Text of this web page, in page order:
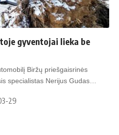
gyventojai lieka be
Biržų priešgaisrinės
specialistas Nerijus Gudas…
29